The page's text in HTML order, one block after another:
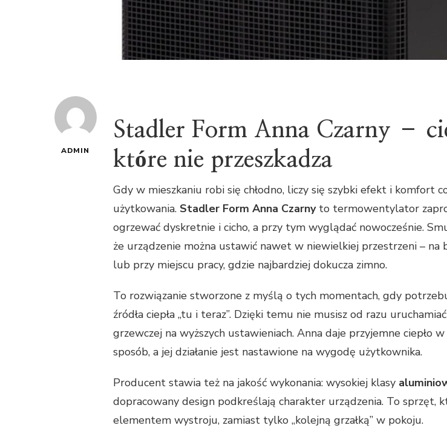
ADMIN
Stadler Form Anna Czarny –
które nie przeszkadza
Gdy w mieszkaniu robi się chłodno, liczy się szybki efekt i komfort
użytkowania. Stadler Form Anna Czarnyto termowentylator
ogrzewać dyskretnie i cicho, a przy tym wyglądać nowocześnie.
że urządzenie można ustawić nawet w niewielkiej przestrzeni – na
lub przy miejscu pracy, gdzie najbardziej dokucza zimno.
To rozwiązanie stworzone z myślą o tych momentach, gdy
źródła ciepła „tu i teraz”. Dzięki temu nie musisz od razu
grzewczej na wyższych ustawieniach. Anna daje przyjemne ciepło
sposób, a jej działanie jest nastawione na wygodę użytkownika.
Producent stawia też na jakość wykonania: wysokiej klasy
dopracowany design podkreślają charakter urządzenia. To sprzęt,
elementem wystroju, zamiast tylko „kolejną grzałką” w pokoju.